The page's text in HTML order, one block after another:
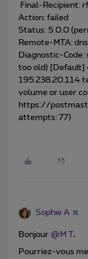
Final-Recipient:
Action: failed
Status: 5.0.0
Remote-MTA:
Diagnostic-
too old) [Default]
195.238.20.114
volume or user
https://
attempts: 77)
Sophie A
Bonjour ​ @M T,
Pourriez-vous